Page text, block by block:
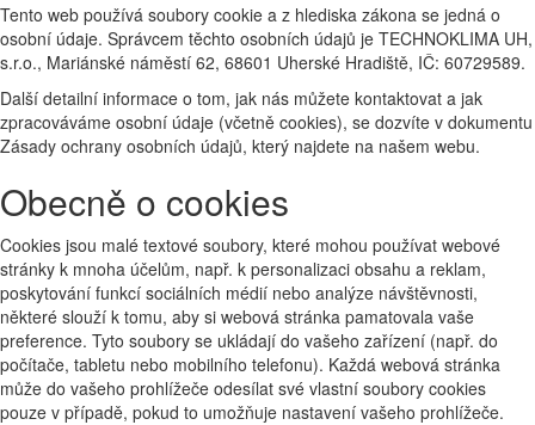
Tento web používá soubory cookie a z hlediska zákona se jedná o
osobní údaje. Správcem těchto osobních údajů je TECHNOKLIMA UH,
s.r.o., Mariánské náměstí 62, 68601 Uherské Hradiště, IČ: 60729589.
Další detailní informace o tom, jak nás můžete kontaktovat a jak
zpracováváme osobní údaje (včetně cookies), se dozvíte v dokumentu
Zásady ochrany osobních údajů, který najdete na našem webu.
Obecně o cookies
Cookies jsou malé textové soubory, které mohou používat webové
stránky k mnoha účelům, např. k personalizaci obsahu a reklam,
poskytování funkcí sociálních médií nebo analýze návštěvnosti,
některé slouží k tomu, aby si webová stránka pamatovala vaše
preference. Tyto soubory se ukládají do vašeho zařízení (např. do
počítače, tabletu nebo mobilního telefonu). Každá webová stránka
může do vašeho prohlížeče odesílat své vlastní soubory cookies
pouze v případě, pokud to umožňuje nastavení vašeho prohlížeče.